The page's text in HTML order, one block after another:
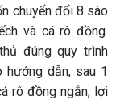
chuyển đổi 8 sào
và cá rô đồng.
đúng quy trình
dẫn, sau 1
rô đồng ngắn, lợi